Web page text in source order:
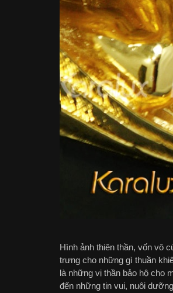
Hình ảnh thiên thần, vốn vô
trưng cho những gì thuần
là những vị thần bảo hộ cho
đến những tin vui, nuôi